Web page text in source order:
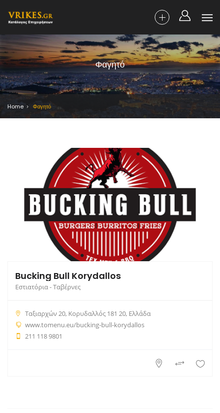
Φαγητό
Home Φαγητό
Bucking Bull Korydallos
Εστιατόρια - Ταβέρνες
Ταξιαρχών 20, Κορυδαλλός 181 20, Ελλάδα
www.tomenu.eu/bucking-bull-korydallos
211 118 9801